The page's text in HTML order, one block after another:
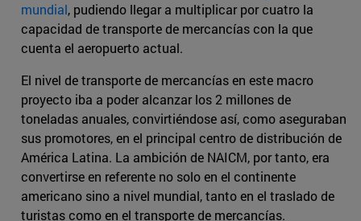
mundial, pudiendo llegar a multiplicar por cuatro la
capacidad de transporte de mercancías con la que
cuenta el aeropuerto actual.
El nivel de transporte de mercancías en este macro
proyecto iba a poder alcanzar los 2 millones de
toneladas anuales, convirtiéndose así, como aseguraban
sus promotores, en el principal centro de distribución de
América Latina. La ambición de NAICM, por tanto, era
convertirse en referente no solo en el continente
americano sino a nivel mundial, tanto en el traslado de
turistas como en el transporte de mercancías.